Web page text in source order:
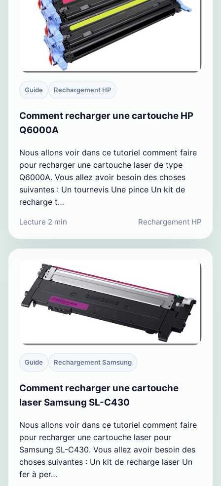
Guide Rechargement HP
Comment recharger une cartouche HP
Q6000A
Nous allons voir dans ce tutoriel comment faire
pour recharger une cartouche laser de type
Q6000A. Vous allez avoir besoin des choses
suivantes : Un tournevis Une pince Un kit de
recharge t…
Lecture 2 min Rechargement HP
Guide Rechargement Samsung
Comment recharger une cartouche
laser Samsung SL-C430
Nous allons voir dans ce tutoriel comment faire
pour recharger une cartouche laser pour
Samsung SL-C430. Vous allez avoir besoin des
choses suivantes : Un kit de recharge laser Un
fer à per…